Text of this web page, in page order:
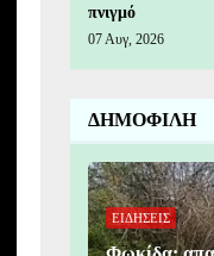
πνιγμό
07 Αυγ, 2026
ΔΗΜΟΦΙΛΗ
ΕΙΔΗΣΕΙΣ